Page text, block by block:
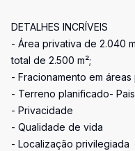
DETALHES INCRÍVEIS
- Área privativa de 2.040
total de 2.500 m²;
- Fracionamento em
- Terreno planificado-
- Privacidade
- Qualidade de vida
- Localização privilegiada